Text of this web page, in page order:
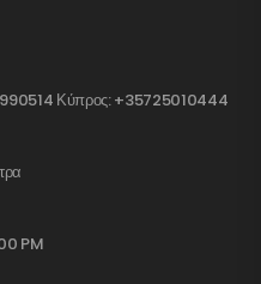
Κύπρος: +35725010444
PM